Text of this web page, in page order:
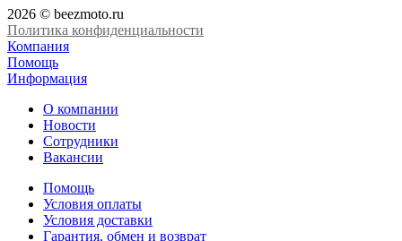
2026 © beezmoto.ru
Политика конфиденциальности
Компания
Помощь
Информация
О компании
Новости
Сотрудники
Вакансии
Помощь
Условия оплаты
Условия доставки
Гарантия, обмен и возврат